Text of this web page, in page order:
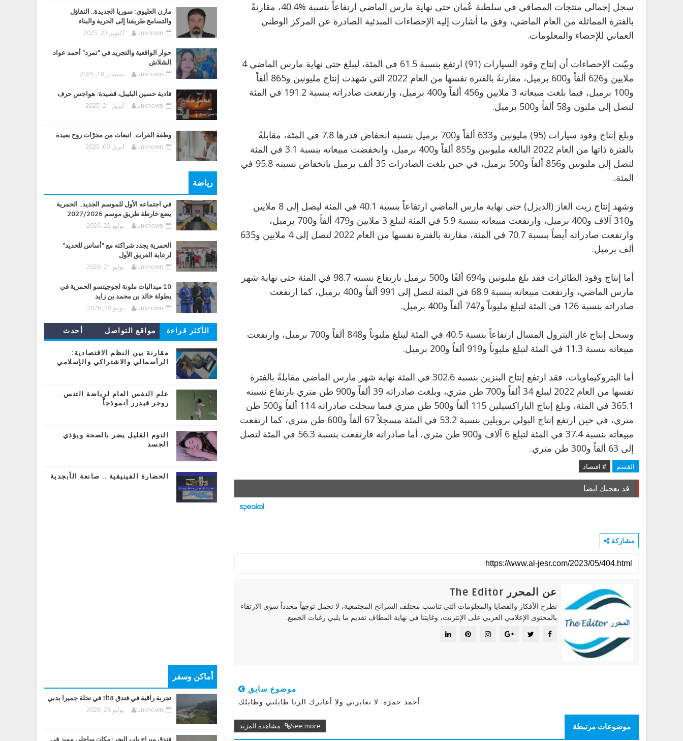
سجل إجمالي منتجات المصافي في سلطنة عُمان حتى نهاية مارس الماضي ارتفاعاً بنسبة %40.4، مقارنةً
بالفترة المماثلة من العام الماضي، وفق ما أشارت إليه الإحصاءات المبدئية الصادرة عن المركز الوطني
العماني للإحصاء والمعلومات.
وبيّنت الإحصاءات أن إنتاج وقود السيارات (91) ارتفع بنسبة 61.5 في المئة، ليبلغ حتى نهاية مارس الماضي 4
ملايين و626 ألفاً و600 برميل، مقارنةً بالفترة نفسها من العام 2022 التي شهدت إنتاج مليونين و865 ألفاً
و100 برميل، فيما بلغت مبيعاته 3 ملايين و456 ألفاً و400 برميل، وارتفعت صادراته بنسبة 191.2 في المئة
لتصل إلى مليون و58 ألفاً و500 برميل.
وبلغ إنتاج وقود سيارات (95) مليونين و633 ألفاً و700 برميل بنسبة انخفاض قدرها 7.8 في المئة، مقابلةً
بالفترة ذاتها من العام 2022 البالغة مليونين و855 ألفاً و400 برميل، وانخفضت مبيعاته بنسبة 3.1 في المئة
لتصل إلى مليونين و856 ألفاً و500 برميل، في حين بلغت الصادرات 35 ألف برميل بانخفاض نسبته 95.8 في
المئة.
وشهد إنتاج زيت الغاز (الديزل) حتى نهاية مارس الماضي ارتفاعاً بنسبة 40.1 في المئة ليصل إلى 8 ملايين
و310 آلاف و400 برميل، وارتفعت مبيعاته بنسبة 5.9 في المئة لتبلغ 3 ملايين و479 ألفاً و700 برميل،
وارتفعت صادراته أيضاً بنسبة 70.7 في المئة، مقارنة بالفترة نفسها من العام 2022 لتصل إلى 4 ملايين و635
ألف برميل.
أما إنتاج وقود الطائرات فقد بلغ مليونين و694 ألفًا و500 برميل بارتفاع نسبته 98.7 في المئة حتى نهاية شهر
مارس الماضي، وارتفعت مبيعاته بنسبة 68.9 في المئة لتصل إلى 991 ألفاً و400 برميل، كما ارتفعت
صادراته بنسبة 126 في المئة لتبلغ مليوناً و747 ألفاً و400 برميل.
وسجل إنتاج غاز البترول المسال ارتفاعاً بنسبة 40.5 في المئة ليبلغ مليوناً و848 ألفاً و700 برميل، وارتفعت
مبيعاته بنسبة 11.3 في المئة لتبلغ مليوناً و919 ألفاً و200 برميل.
أما البتروكيماويات، فقد ارتفع إنتاج البنزين بنسبة 302.6 في المئة نهاية شهر مارس الماضي مقابلةً بالفترة
نفسها من العام 2022 ليبلغ 34 ألفاً و700 طن متري، وبلغت صادراته 39 ألفاً و900 طن متري بارتفاع نسبته
365.1 في المئة، وبلغ إنتاج الباراكسيلين 115 ألفاً و500 طن متري فيما سجلت صادراته 114 ألفاً و500 طن
متري، في حين ارتفع إنتاج البولي بروبلين بنسبة 53.2 في المئة مسجلاً 67 ألفاً و600 طن متري، كما ارتفعت
مبيعاته بنسبة 37.4 في المئة لتبلغ 6 آلاف و900 طن متري، أما صادراته فارتفعت بنسبة 56.3 في المئة لتصل
إلى 63 ألفاً و300 طن متري.
القسم # اقتصاد
قد يعجبك ايضا
مشاركة
عن المحرر The Editor
نطرح الأفكار والقضايا والمعلومات التي تناسب مختلف الشرائح المجتمعية، لا نحمل توجهاً محدداً سوى الارتقاء
بالمحتوى الإعلامي العربي على الإنترنت، وغايتنا في نهاية المطاف تقديم ما يلبي رغبات الجميع.
موضوع سابق
أحمد حمزة: لا تعايرني ولا أعايرك الزنا طايلني وطايلك
موضوعات مرتبطة See more مشاهدة المزيد
مازن العليوي: سوريا الجديدة.. التفاؤل
والتسامح طريقنا إلى الحرية والبناء
Unknown أكتوبر 23, 2025
حوار الواقعية والتجريد في "تمرد" أحمد عواد
الشلاش
Unknown سبتمبر 18, 2025
فادية حسين البليبل، قصيدة: هواجس حرف
Unknown أبريل 21, 2025
وطفة الفرات: انبعاث من مجرّات روح بعيدة
Unknown أبريل 09, 2025
رياضة
في اجتماعه الأول للموسم الجديد.. الحمرية
يضع خارطة طريق موسم 2027/2026
Unknown يوليو 22, 2026
الحمرية يجدد شراكته مع "أساس للحديد"
لرعاية الفريق الأول
Unknown يوليو 21, 2026
10 ميداليات ملونة لجوجيتسو الحمرية في
بطولة خالد بن محمد بن زايد
Unknown يونيو 29, 2026
الأكثر قراءة مواقع التواصل
أحدث
مقارنة بين النظم الاقتصادية:
الرأسمالي والاشتراكي والإسلامي
علم النفس العام لرياضة التنس..
روجر فيدرر أنموذجاً
النوم القليل يضر بالصحة ويؤذي
الجسد
الحضارة الفينيقية .. صانعة الأبجدية
أماكن وسفر
تجربة راقية في فندق Th8 في نخلة جميرا بدبي
Unknown يوليو 28, 2026